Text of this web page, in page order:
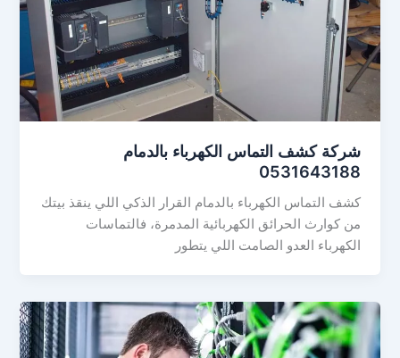
شركة كشف التماس الكهرباء بالدمام
0531643188
كشف التماس الكهرباء بالدمام القرار الذكي اللي ينقذ بيتك
من كوارث الحرائق الكهربائية المدمرة، فالتماسات
الكهرباء العدو الصامت اللي يتطور